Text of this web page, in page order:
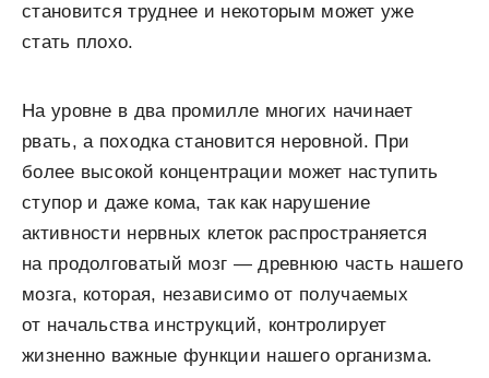
становится труднее и некоторым может уже
стать плохо.
На уровне в два промилле многих начинает
рвать, а походка становится неровной. При
более высокой концентрации может наступить
ступор и даже кома, так как нарушение
активности нервных клеток распространяется
на продолговатый мозг — древнюю часть нашего
мозга, которая, независимо от получаемых
от начальства инструкций, контролирует
жизненно важные функции нашего организма.